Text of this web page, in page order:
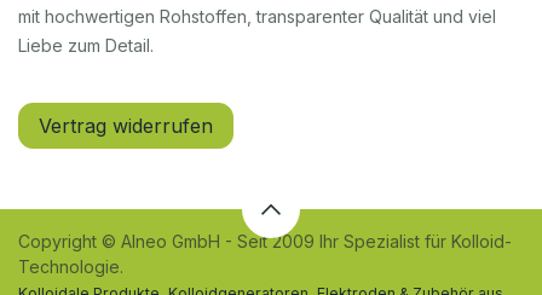
mit hochwertigen Rohstoffen, transparenter Qualität und viel
Liebe zum Detail.
Vertrag widerrufen
Copyright © Alneo GmbH - Seit 2009 Ihr Spezialist für Kolloid-
Technologie.